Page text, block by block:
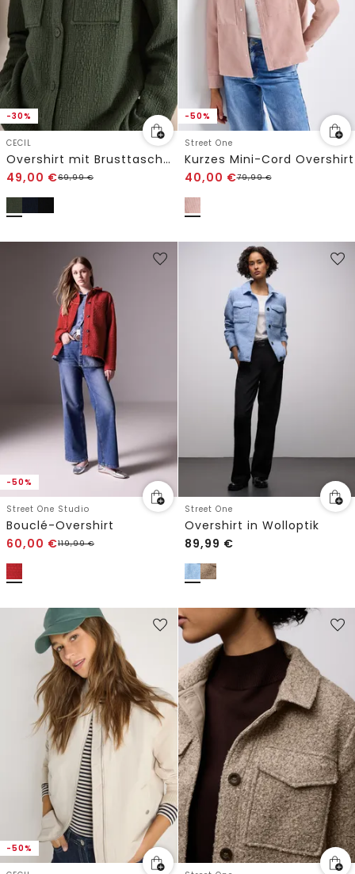
-30%
CECIL
Overshirt mit Brusttaschen und Struktur
49,00 €69,99€
-50%
Street One
Kurzes Mini-Cord Overshirt
40,00 €79,99€
-50%
Street One Studio
Bouclé-Overshirt
60,00 €119,99€
Street One
Overshirt in Wolloptik
89,99 €
-50%